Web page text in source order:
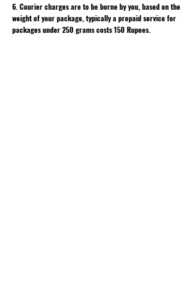
6. Courier charges are to be borne by you, based on the
weight of your package, typically a prepaid service for
packages under 250 grams costs 150 Rupees.